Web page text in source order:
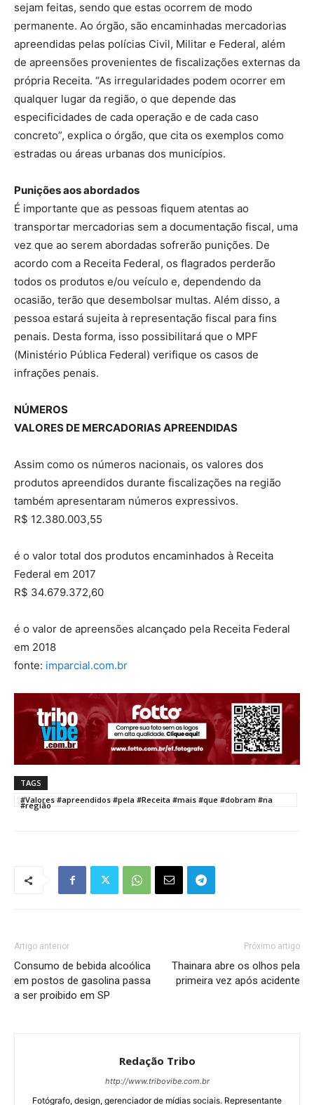
sejam feitas, sendo que estas ocorrem de modo
permanente. Ao órgão, são encaminhadas mercadorias
apreendidas pelas polícias Civil, Militar e Federal, além
de apreensões provenientes de fiscalizações externas da
própria Receita. “As irregularidades podem ocorrer em
qualquer lugar da região, o que depende das
especificidades de cada operação e de cada caso
concreto”, explica o órgão, que cita os exemplos como
estradas ou áreas urbanas dos municípios.
Punições aos abordados
É importante que as pessoas fiquem atentas ao
transportar mercadorias sem a documentação fiscal, uma
vez que ao serem abordadas sofrerão punições. De
acordo com a Receita Federal, os flagrados perderão
todos os produtos e/ou veículo e, dependendo da
ocasião, terão que desembolsar multas. Além disso, a
pessoa estará sujeita à representação fiscal para fins
penais. Desta forma, isso possibilitará que o MPF
(Ministério Pública Federal) verifique os casos de
infrações penais.
NÚMEROS
VALORES DE MERCADORIAS APREENDIDAS
Assim como os números nacionais, os valores dos
produtos apreendidos durante fiscalizações na região
também apresentaram números expressivos.
R$ 12.380.003,55
é o valor total dos produtos encaminhados à Receita
Federal em 2017
R$ 34.679.372,60
é o valor de apreensões alcançado pela Receita Federal
em 2018
fonte: imparcial.com.br
TAGS
#Valores #apreendidos #pela #Receita #mais #que #dobram #na
#região
Artigo anterior
Consumo de bebida alcoólica
em postos de gasolina passa
a ser proibido em SP
Próximo artigo
Thainara abre os olhos pela
primeira vez após acidente
Redação Tribo
http://www.tribovibe.com.br
Fotógrafo, design, gerenciador de mídias sociais. Representante